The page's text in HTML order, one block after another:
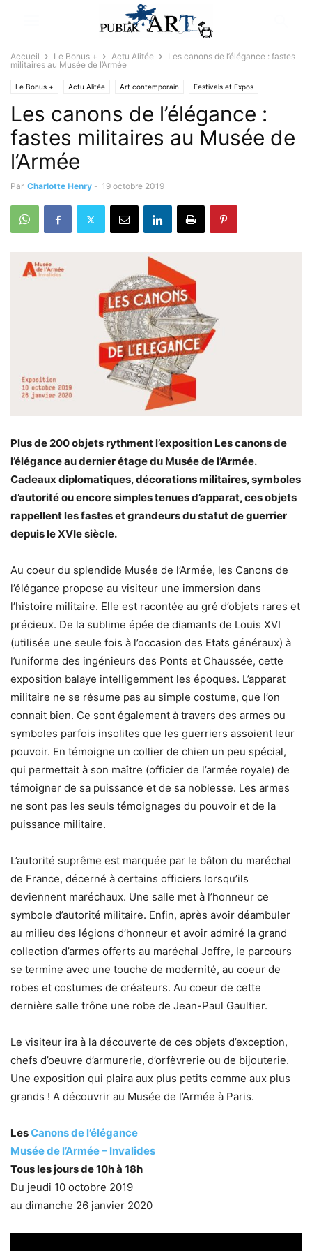
Accueil Le Bonus + Actu Alitée
Les canons de l’élégance : fastes
militaires au Musée de l’Armée
Le Bonus + Actu Alitée Art contemporain Festivals et Expos
Les canons de l’élégance :
fastes militaires au Musée de
l’Armée
Par Charlotte Henry - 19 octobre 2019
Plus de 200 objets rythment l’exposition Les canons de
l’élégance au dernier étage du Musée de l’Armée.
Cadeaux diplomatiques, décorations militaires, symboles
d’autorité ou encore simples tenues d’apparat, ces objets
rappellent les fastes et grandeurs du statut de guerrier
depuis le XVIe siècle.
Au coeur du splendide Musée de l’Armée, les Canons de
l’élégance propose au visiteur une immersion dans
l’histoire militaire. Elle est racontée au gré d’objets rares et
précieux. De la sublime épée de diamants de Louis XVI
(utilisée une seule fois à l’occasion des Etats généraux) à
l’uniforme des ingénieurs des Ponts et Chaussée, cette
exposition balaye intelligemment les époques. L’apparat
militaire ne se résume pas au simple costume, que l’on
connait bien. Ce sont également à travers des armes ou
symboles parfois insolites que les guerriers assoient leur
pouvoir. En témoigne un collier de chien un peu spécial,
qui permettait à son maître (officier de l’armée royale) de
témoigner de sa puissance et de sa noblesse. Les armes
ne sont pas les seuls témoignages du pouvoir et de la
puissance militaire.
L’autorité suprême est marquée par le bâton du maréchal
de France, décerné à certains officiers lorsqu’ils
deviennent maréchaux. Une salle met à l’honneur ce
symbole d’autorité militaire. Enfin, après avoir déambuler
au milieu des légions d’honneur et avoir admiré la grand
collection d’armes offerts au maréchal Joffre, le parcours
se termine avec une touche de modernité, au coeur de
robes et costumes de créateurs. Au coeur de cette
dernière salle trône une robe de Jean-Paul Gaultier.
Le visiteur ira à la découverte de ces objets d’exception,
chefs d’oeuvre d’armurerie, d’orfèvrerie ou de bijouterie.
Une exposition qui plaira aux plus petits comme aux plus
grands ! A découvrir au Musée de l’Armée à Paris.
LesCanons de l’élégance
Musée de l’Armée – Invalides
Tous les jours de 10h à 18h
Du jeudi 10 octobre 2019
au dimanche 26 janvier 2020